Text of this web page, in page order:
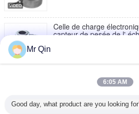
Celle de charge
capteur de pesée de l'
grande précision de
piézoélectrique d'échelle
Type de rai d'acier allié
Mr Qin
6:05 AM
Good day, what product are you looking